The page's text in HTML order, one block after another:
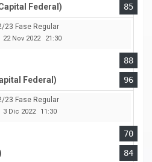
Federal)
85
23 Fase Regular
22 Nov 2022 21:30
88
Federal)
96
23 Fase Regular
3 Dic 2022 11:30
70
84